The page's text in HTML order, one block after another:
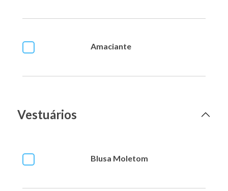
Amaciante
Vestuários
Blusa Moletom